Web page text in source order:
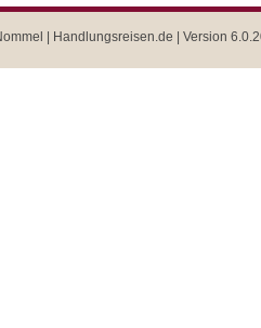
| Handlungsreisen.de | Version